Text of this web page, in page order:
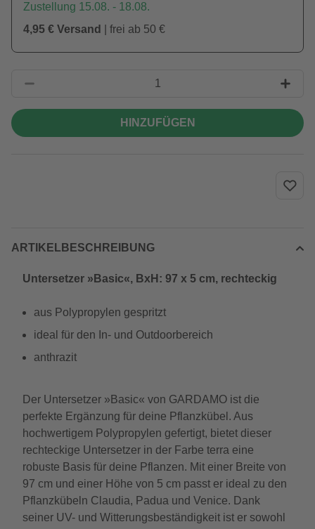
Zustellung 15.08. - 18.08.
4,95 € Versand
| frei ab 50 €
HINZUFÜGEN
ARTIKELBESCHREIBUNG
Untersetzer »Basic«, BxH: 97 x 5 cm, rechteckig
aus Polypropylen gespritzt
ideal für den In- und Outdoorbereich
anthrazit
Der Untersetzer »Basic« von GARDAMO ist die
perfekte Ergänzung für deine Pflanzkübel. Aus
hochwertigem Polypropylen gefertigt, bietet dieser
rechteckige Untersetzer in der Farbe terra eine
robuste Basis für deine Pflanzen. Mit einer Breite von
97 cm und einer Höhe von 5 cm passt er ideal zu den
Pflanzkübeln Claudia, Padua und Venice. Dank
seiner UV- und Witterungsbeständigkeit ist er sowohl